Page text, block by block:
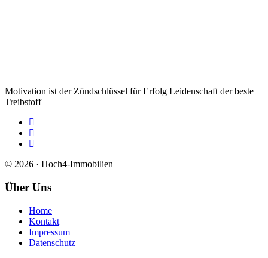
Motivation ist der Zündschlüssel für Erfolg Leidenschaft der beste
Treibstoff
© 2026 · Hoch4-Immobilien
Über Uns
Home
Kontakt
Impressum
Datenschutz